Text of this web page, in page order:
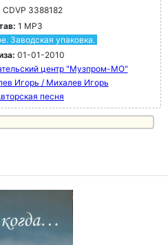
CDVP 3388182
1 MP3
Заводская упаковка.
01-01-2010
центр "Музпром-МО"
Игорь / Михалев Игорь
песня